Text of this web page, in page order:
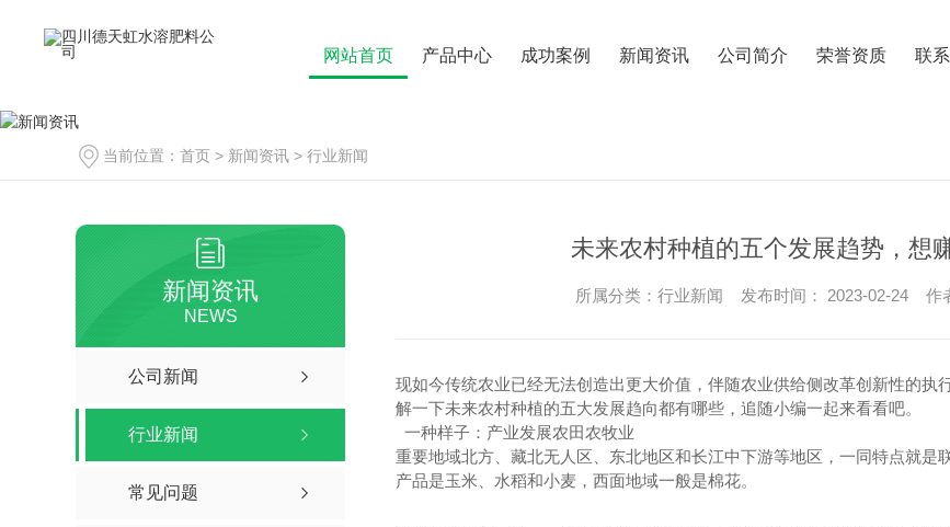
网站首页 产品中心 成功案例 新闻资讯 公司简介 荣誉资质 联
当前位置： 首页 > 新闻资讯 > 行业新闻
新闻资讯
NEWS
公司新闻
行业新闻
常见问题
未来农村种植的五个发展趋势，想
所属分类：行业新闻 发布时间： 2023-02-24 作
现如今传统农业已经无法创造出更大价值，伴随农业供给侧改革创新性的
解一下未来农村种植的五大发展趋向都有哪些，追随小编一起来看看吧。
一种样子：产业发展农田农牧业
重要地域北方、藏北无人区、东北地区和长江中下游等地区，一同特点就
产品是玉米、水稻和小麦，西面地域一般是棉花。